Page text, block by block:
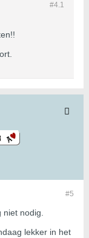
#4.1
#5
niet nodig.
lekker in het